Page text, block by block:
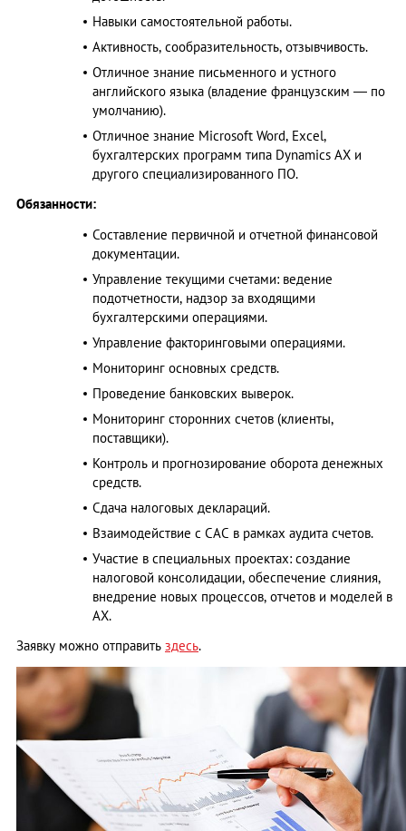
Навыки самостоятельной работы.
Активность, сообразительность, отзывчивость.
Отличное знание письменного и устного
английского языка (владение французским — по
умолчанию).
Отличное знание Microsoft Word, Excel,
бухгалтерских программ типа Dynamics AX и
другого специализированного ПО.
Обязанности:
Составление первичной и отчетной финансовой
документации.
Управление текущими счетами: ведение
подотчетности, надзор за входящими
бухгалтерскими операциями.
Управление факторинговыми операциями.
Мониторинг основных средств.
Проведение банковских выверок.
Мониторинг сторонних счетов (клиенты,
поставщики).
Контроль и прогнозирование оборота денежных
средств.
Сдача налоговых деклараций.
Взаимодействие с CAC в рамках аудита счетов.
Участие в специальных проектах: создание
налоговой консолидации, обеспечение слияния,
внедрение новых процессов, отчетов и моделей в
АХ.
Заявку можно отправить здесь.